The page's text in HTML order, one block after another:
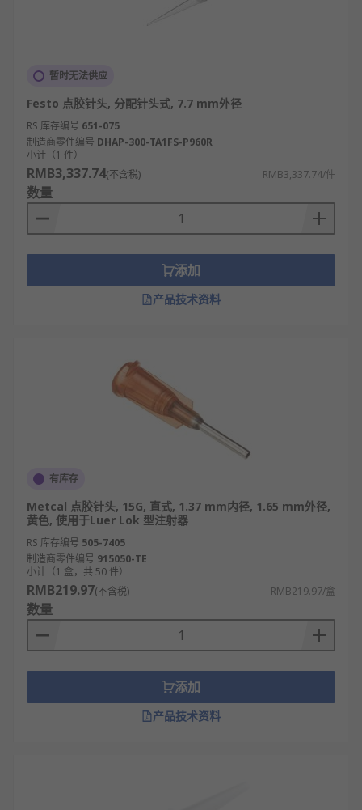
暂时无法供应
Festo 点胶针头, 分配针头式, 7.7 mm外径
RS 库存编号 651-075
制造商零件编号 DHAP-300-TA1FS-P960R
小计（1 件）
RMB3,337.74(不含税) RMB3,337.74/件
数量
添加
产品技术资料
有库存
Metcal 点胶针头, 15G, 直式, 1.37 mm内径, 1.65 mm外径,
黄色, 使用于Luer Lok 型注射器
RS 库存编号 505-7405
制造商零件编号 915050-TE
小计（1 盒，共 50 件）
RMB219.97(不含税) RMB219.97/盒
数量
添加
产品技术资料